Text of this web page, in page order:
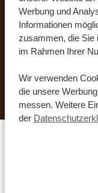
Werbung und
Informationen
zusammen, die Sie
im Rahmen Ihrer
Wir verwenden
die unsere
messen. Weitere
der
anpassen
Ihre Traumreise.
DIESE